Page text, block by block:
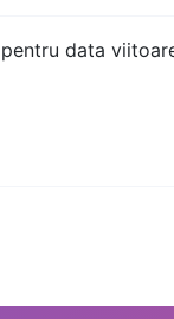
data